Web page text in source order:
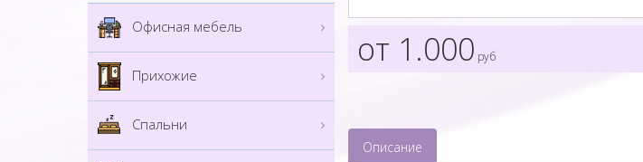
от 1.000 руб
Описание
Офисная мебель
Прихожие
Спальни